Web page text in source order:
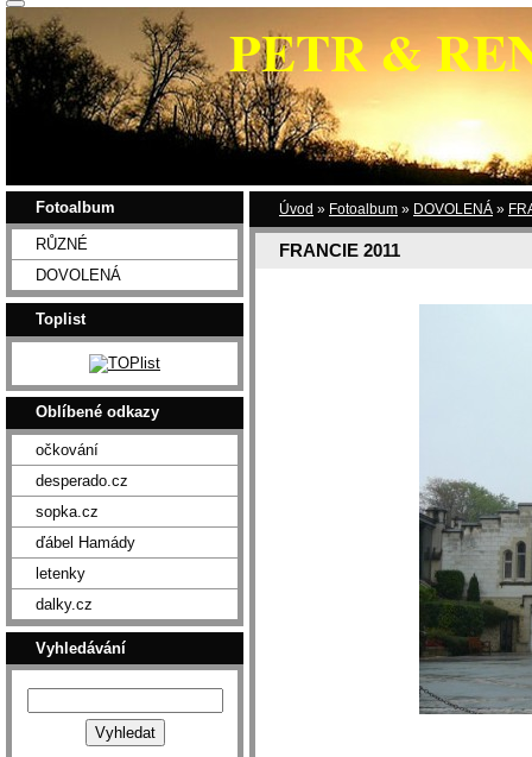
PETR &
Úvod » Fotoalbum » DOVOLENÁ »
FRANCIE 2011
Fotoalbum
RŮZNÉ
DOVOLENÁ
Toplist
Oblíbené odkazy
očkování
desperado.cz
sopka.cz
ďábel Hamády
letenky
dalky.cz
Vyhledávání